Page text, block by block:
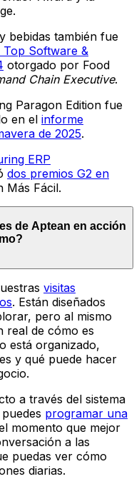
bebidas también fue
Top Software &
otorgado por Food
Chain Executive.
Paragon Edition fue
en el informe
de 2025.
ERP
dos premios G2 en
Más Fácil.
de Aptean en acción
visitas
. Están diseñados
pero al mismo
real de cómo es
está organizado,
y qué puede hacer
a través del sistema
programar una
momento que mejor
a las
puedas ver cómo
diarias.